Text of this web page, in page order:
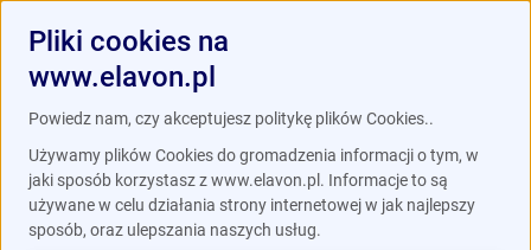
Prowadzenie firmy jest prostsze z
aplikacją mobilną Elavon Connect.
Pobierz wGoogle PlaylubApp Store
Strefa klienta / Instrukcje obsługi /
Pliki cookies na
www.elavon.pl
Powiedz nam, czy akceptujesz politykę plików Cookies..
Używamy plików Cookies do gromadzenia informacji o tym, w
jaki sposób korzystasz z www.elavon.pl. Informacje to są
używane w celu działania strony internetowej w jak najlepszy
sposób, oraz ulepszania naszych usług.